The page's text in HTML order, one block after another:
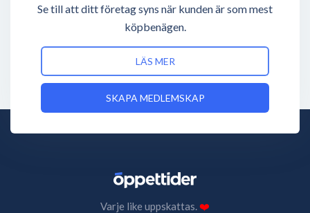
Se till att ditt företag syns när kunden är som mest
köpbenägen.
LÄS MER
SKAPA MEDLEMSKAP
Varje like uppskattas.❤️